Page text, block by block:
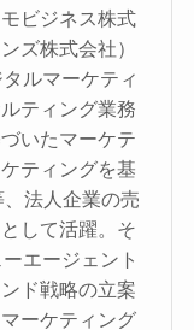
ビジネス株式
ズ株式会社）
ルマーケティ
ティング業務
いたマーケテ
ティングを基
法人企業の売
して活躍。そ
エージェント
ド戦略の立案
ーケティング